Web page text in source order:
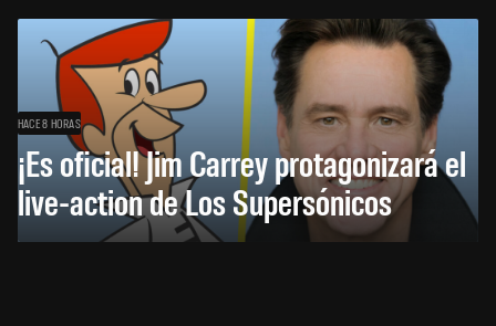
HACE 8 HORAS
¡Es oficial! Jim Carrey protagonizará el
live-action de Los Supersónicos